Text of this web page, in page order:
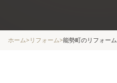
ホーム> リフォーム>能勢町のリフォーム